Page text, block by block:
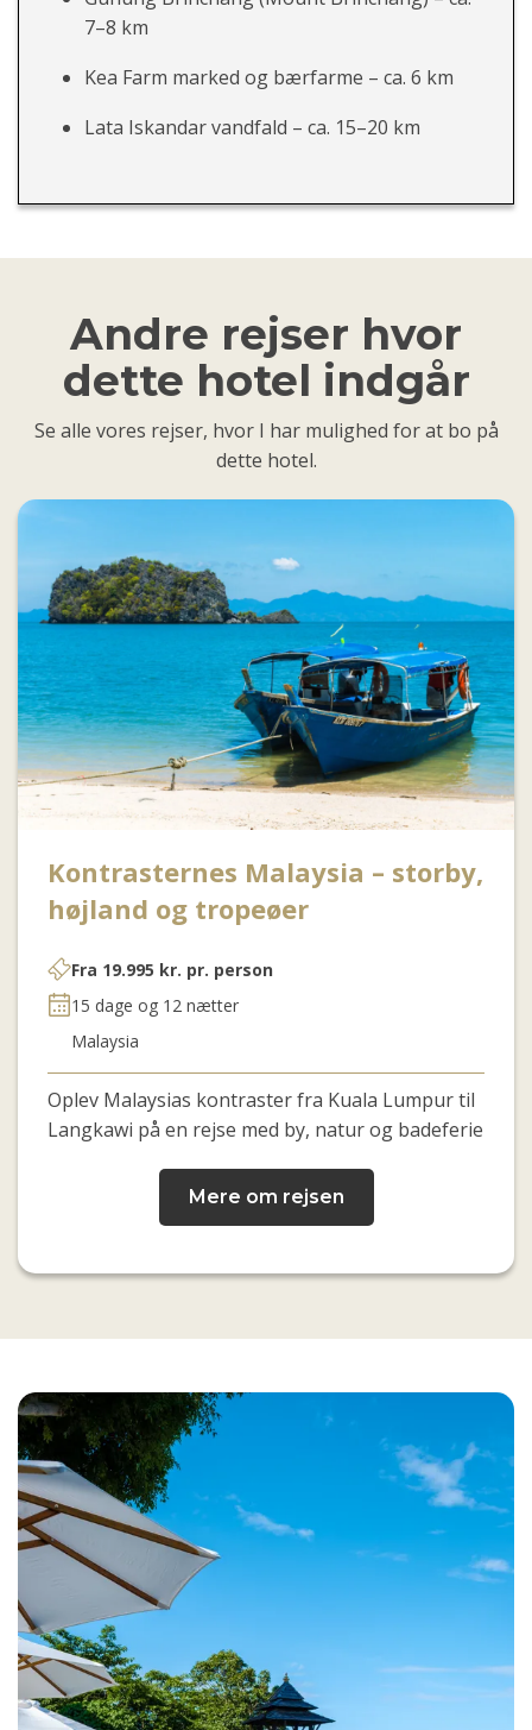
7–8 km
Kea Farm marked og bærfarme – ca. 6 km
Lata Iskandar vandfald – ca. 15–20 km
Andre rejser hvor
dette hotel indgår
Se alle vores rejser, hvor I har mulighed for at bo på
dette hotel.
Kontrasternes Malaysia – storby,
højland og tropeøer
Fra 19.995 kr. pr. person
15 dage og 12 nætter
Malaysia
Oplev Malaysias kontraster fra Kuala Lumpur til
Langkawi på en rejse med by, natur og badeferie
Mere om rejsen